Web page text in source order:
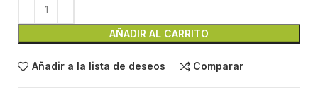
AÑADIR AL CARRITO
Añadir a la lista de deseos Comparar